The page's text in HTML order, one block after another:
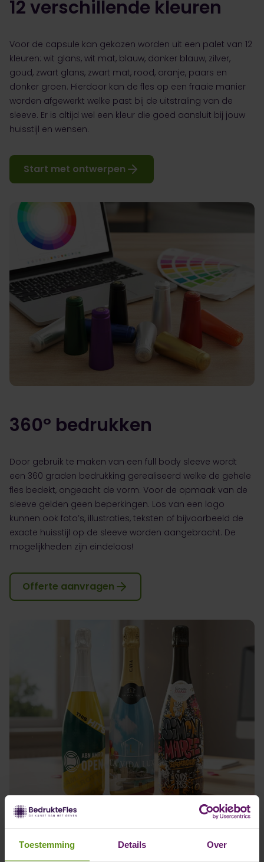
Toestemming Details Over
12 verschillende kleuren
Voor de capsule kan gekozen worden uit een palet van 12
kleuren: wit glans, wit mat, blauw, donker blauw, zilver,
goud, zwart glans, zwart mat, rood, oranje, paars en
donker groen. Hierdoor kan de fles op een fraaie manier
worden afgewerkt welke past bij de uitstraling van de
sleeve. Er is altijd wel een kleur die goed aansluit bij jouw
huisstijl en wensen.
Start met ontwerpen
360º bedrukken
Door gebruik te maken van een full body sleeve wordt
een 360 graden bedrukking gerealiseerd welke de gehele
fles bedekt, ongeacht de vorm. Voor de opmaak van de
sleeve gelden geen beperkingen. Los van een logo
kunnen ook foto’s, illustraties, teksten of bijvoorbeeld de
exacte huisstijl op de sleeve worden aangebracht. De
mogelijkheden zijn eindeloos!
Offerte aanvragen